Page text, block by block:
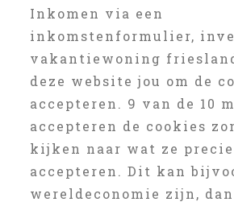
Inkomen via een
inkomstenformulier,
vakantiewoning
deze website jou om de
accepteren. 9 van de 10
accepteren de cookies
kijken naar wat ze
accepteren. Dit kan
wereldeconomie zijn,